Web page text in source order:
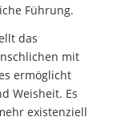
Führung.
das
mit
ermöglicht
Weisheit. Es
existenziell